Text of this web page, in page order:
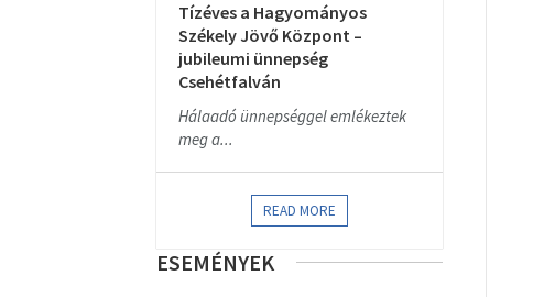
Tízéves a Hagyományos
Székely Jövő Központ –
jubileumi ünnepség
Csehétfalván
Hálaadó ünnepséggel emlékeztek
meg a...
READ MORE
ESEMÉNYEK